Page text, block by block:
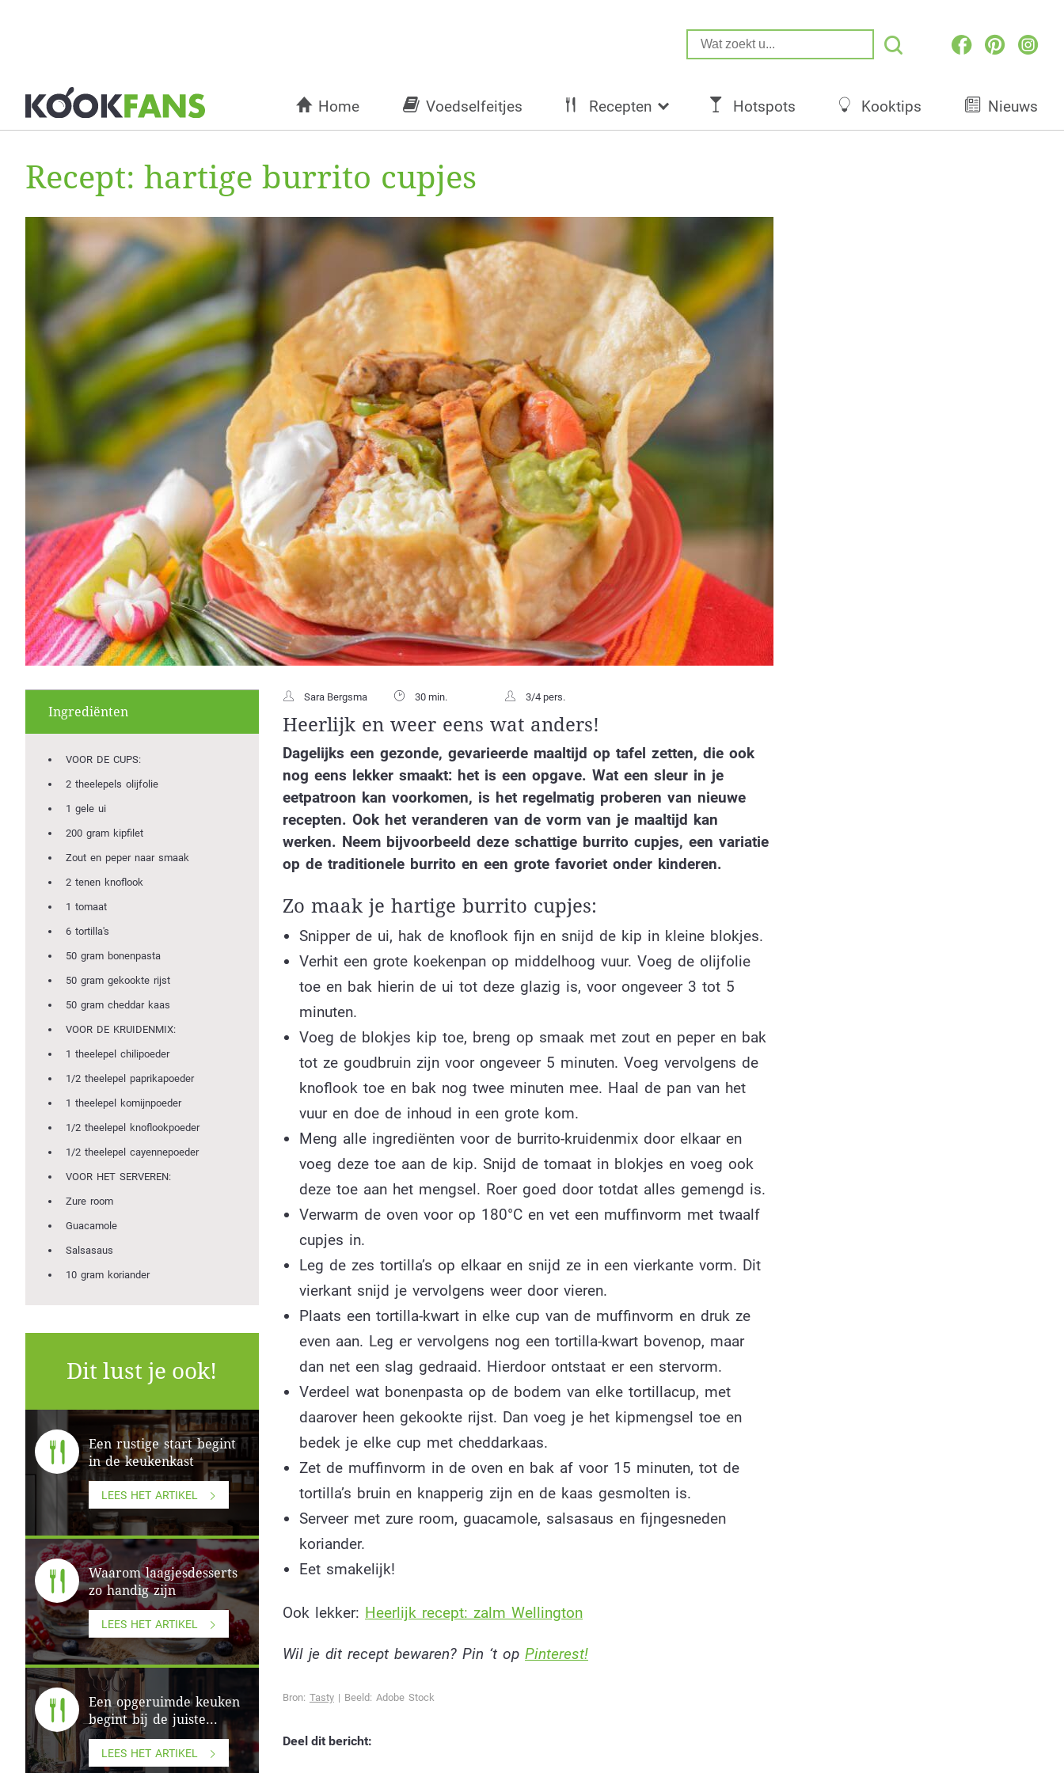
Home Voedselfeitjes Recepten Hotspots Kooktips Nieuws
Recept: hartige burrito cupjes
Ingrediënten
VOOR DE CUPS:
2 theelepels olijfolie
1 gele ui
200 gram kipfilet
Zout en peper naar smaak
2 tenen knoflook
1 tomaat
6 tortilla's
50 gram bonenpasta
50 gram gekookte rijst
50 gram cheddar kaas
VOOR DE KRUIDENMIX:
1 theelepel chilipoeder
1/2 theelepel paprikapoeder
1 theelepel komijnpoeder
1/2 theelepel knoflookpoeder
1/2 theelepel cayennepoeder
VOOR HET SERVEREN:
Zure room
Guacamole
Salsasaus
10 gram koriander
Dit lust je ook!
Een rustige start begint
in de keukenkast
LEES HET ARTIKEL
Waarom laagjesdesserts
zo handig zijn
LEES HET ARTIKEL
Een opgeruimde keuken
begint bij de juiste...
LEES HET ARTIKEL
Sara Bergsma 30 min. 3/4 pers.
Heerlijk en weer eens wat anders!
Dagelijks een gezonde, gevarieerde maaltijd op tafel zetten, die ook
nog eens lekker smaakt: het is een opgave. Wat een sleur in je
eetpatroon kan voorkomen, is het regelmatig proberen van nieuwe
recepten. Ook het veranderen van de vorm van je maaltijd kan
werken. Neem bijvoorbeeld deze schattige burrito cupjes, een variatie
op de traditionele burrito en een grote favoriet onder kinderen.
Zo maak je hartige burrito cupjes:
Snipper de ui, hak de knoflook fijn en snijd de kip in kleine blokjes.
Verhit een grote koekenpan op middelhoog vuur. Voeg de olijfolie
toe en bak hierin de ui tot deze glazig is, voor ongeveer 3 tot 5
minuten.
Voeg de blokjes kip toe, breng op smaak met zout en peper en bak
tot ze goudbruin zijn voor ongeveer 5 minuten. Voeg vervolgens de
knoflook toe en bak nog twee minuten mee. Haal de pan van het
vuur en doe de inhoud in een grote kom.
Meng alle ingrediënten voor de burrito-kruidenmix door elkaar en
voeg deze toe aan de kip. Snijd de tomaat in blokjes en voeg ook
deze toe aan het mengsel. Roer goed door totdat alles gemengd is.
Verwarm de oven voor op 180°C en vet een muffinvorm met twaalf
cupjes in.
Leg de zes tortilla’s op elkaar en snijd ze in een vierkante vorm. Dit
vierkant snijd je vervolgens weer door vieren.
Plaats een tortilla-kwart in elke cup van de muffinvorm en druk ze
even aan. Leg er vervolgens nog een tortilla-kwart bovenop, maar
dan net een slag gedraaid. Hierdoor ontstaat er een stervorm.
Verdeel wat bonenpasta op de bodem van elke tortillacup, met
daarover heen gekookte rijst. Dan voeg je het kipmengsel toe en
bedek je elke cup met cheddarkaas.
Zet de muffinvorm in de oven en bak af voor 15 minuten, tot de
tortilla’s bruin en knapperig zijn en de kaas gesmolten is.
Serveer met zure room, guacamole, salsasaus en fijngesneden
koriander.
Eet smakelijk!
Ook lekker: Heerlijk recept: zalm Wellington
Wil je dit recept bewaren? Pin ‘t op Pinterest!
Bron: Tasty| Beeld: Adobe Stock
Deel dit bericht: